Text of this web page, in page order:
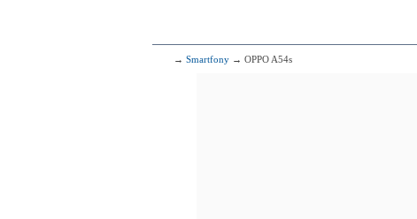
→ Smartfony → OPPO A54s